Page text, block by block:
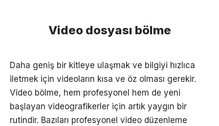
Video dosyası bölme
Daha geniş bir kitleye ulaşmak ve bilgiyi hızlıca
iletmek için videoların kısa ve öz olması gerekir.
Video bölme, hem profesyonel hem de yeni
başlayan videografikerler için artık yaygın bir
rutindir. Bazıları profesyonel video düzenleme